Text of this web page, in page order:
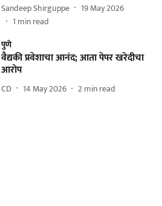
Sandeep Shirguppe
19 May 2026
1 min read
पुणे
वैद्यकी प्रवेशाचा आनंद; आता पेपर खरेदीचा
आरोप
CD 14 May 2026 2min read